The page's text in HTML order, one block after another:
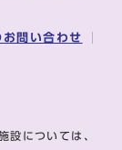
問い合わせ
設については、